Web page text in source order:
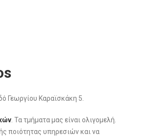
Γεωργίου Καραϊσκάκη 5.
. Τα τμήματα μας είναι ολιγομελή.
ποιότητας υπηρεσιών και να